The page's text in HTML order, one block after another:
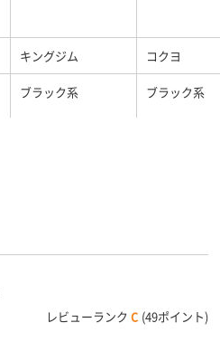
キングジム コクヨ
ブラック系 ブラック系
レビューランク C (49ポイント)